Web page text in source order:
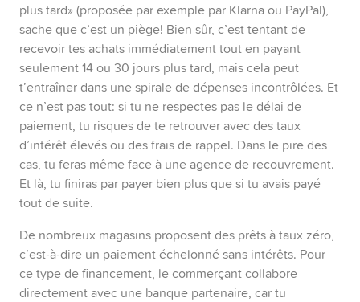
plus tard» (proposée par exemple par Klarna ou PayPal),
sache que c’est un piège! Bien sûr, c’est tentant de
recevoir tes achats immédiatement tout en payant
seulement 14 ou 30 jours plus tard, mais cela peut
t’entraîner dans une spirale de dépenses incontrôlées. Et
ce n’est pas tout: si tu ne respectes pas le délai de
paiement, tu risques de te retrouver avec des taux
d’intérêt élevés ou des frais de rappel. Dans le pire des
cas, tu feras même face à une agence de recouvrement.
Et là, tu finiras par payer bien plus que si tu avais payé
tout de suite.
De nombreux magasins proposent des prêts à taux zéro,
c’est-à-dire un paiement échelonné sans intérêts. Pour
ce type de financement, le commerçant collabore
directement avec une banque partenaire, car tu